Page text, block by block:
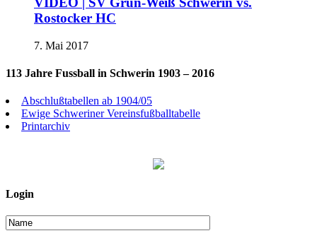
Rostocker HC
7. Mai 2017
113 Jahre Fussball in Schwerin 1903 – 2016
Abschlußtabellen ab 1904/05
Ewige Schweriner Vereinsfußballtabelle
Printarchiv
Login